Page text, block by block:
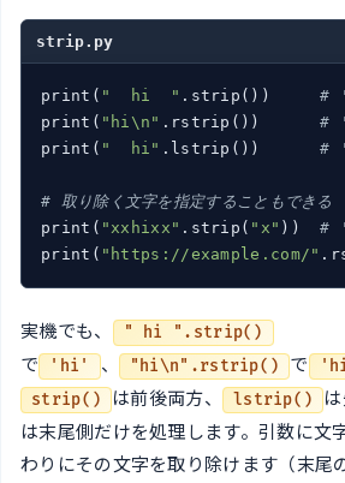
strip.py
print( "  hi  " .strip()) #
print( "hi\n" .rstrip()) #
print( "  hi" .lstrip()) #
# 取り除く文字を指定することもできる
print( "xxhixx" .strip( "x" )) #
print( "https://example.com/"
実機でも、 " hi ".strip()
で 'hi' 、 "hi\n".rstrip() で
strip() は前後両方、 lstrip()
は末尾側だけを処理します。引数に文
わりにその文字を取り除けます（末尾